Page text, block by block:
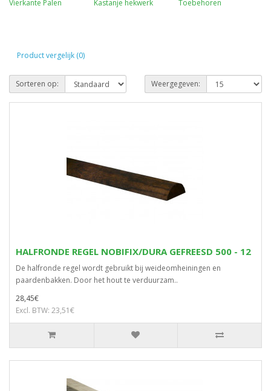
Vierkante Palen Kastanje hekwerk Toebehoren
Product vergelijk (0)
Sorteren op: Weergegeven:
HALFRONDE REGEL NOBIFIX/DURA GEFREESD 500 - 12
De halfronde regel wordt gebruikt bij weideomheiningen en
paardenbakken. Door het hout te verduurzam..
28,45€
Excl. BTW: 23,51€